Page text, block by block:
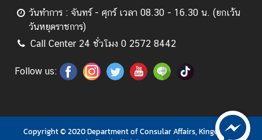
ส
อ
.
ก
ญ
วันทำการ : จันทร์ - ศุกร์ เวลา 08.30 - 16.30 น. (ยกเว้น
วันหยุดราชการ)
Call Center 24 ชั่วโมง 0 2572 8442
Follow us:
Copyright © 2020 Department of Consular Affairs, Kingdom of